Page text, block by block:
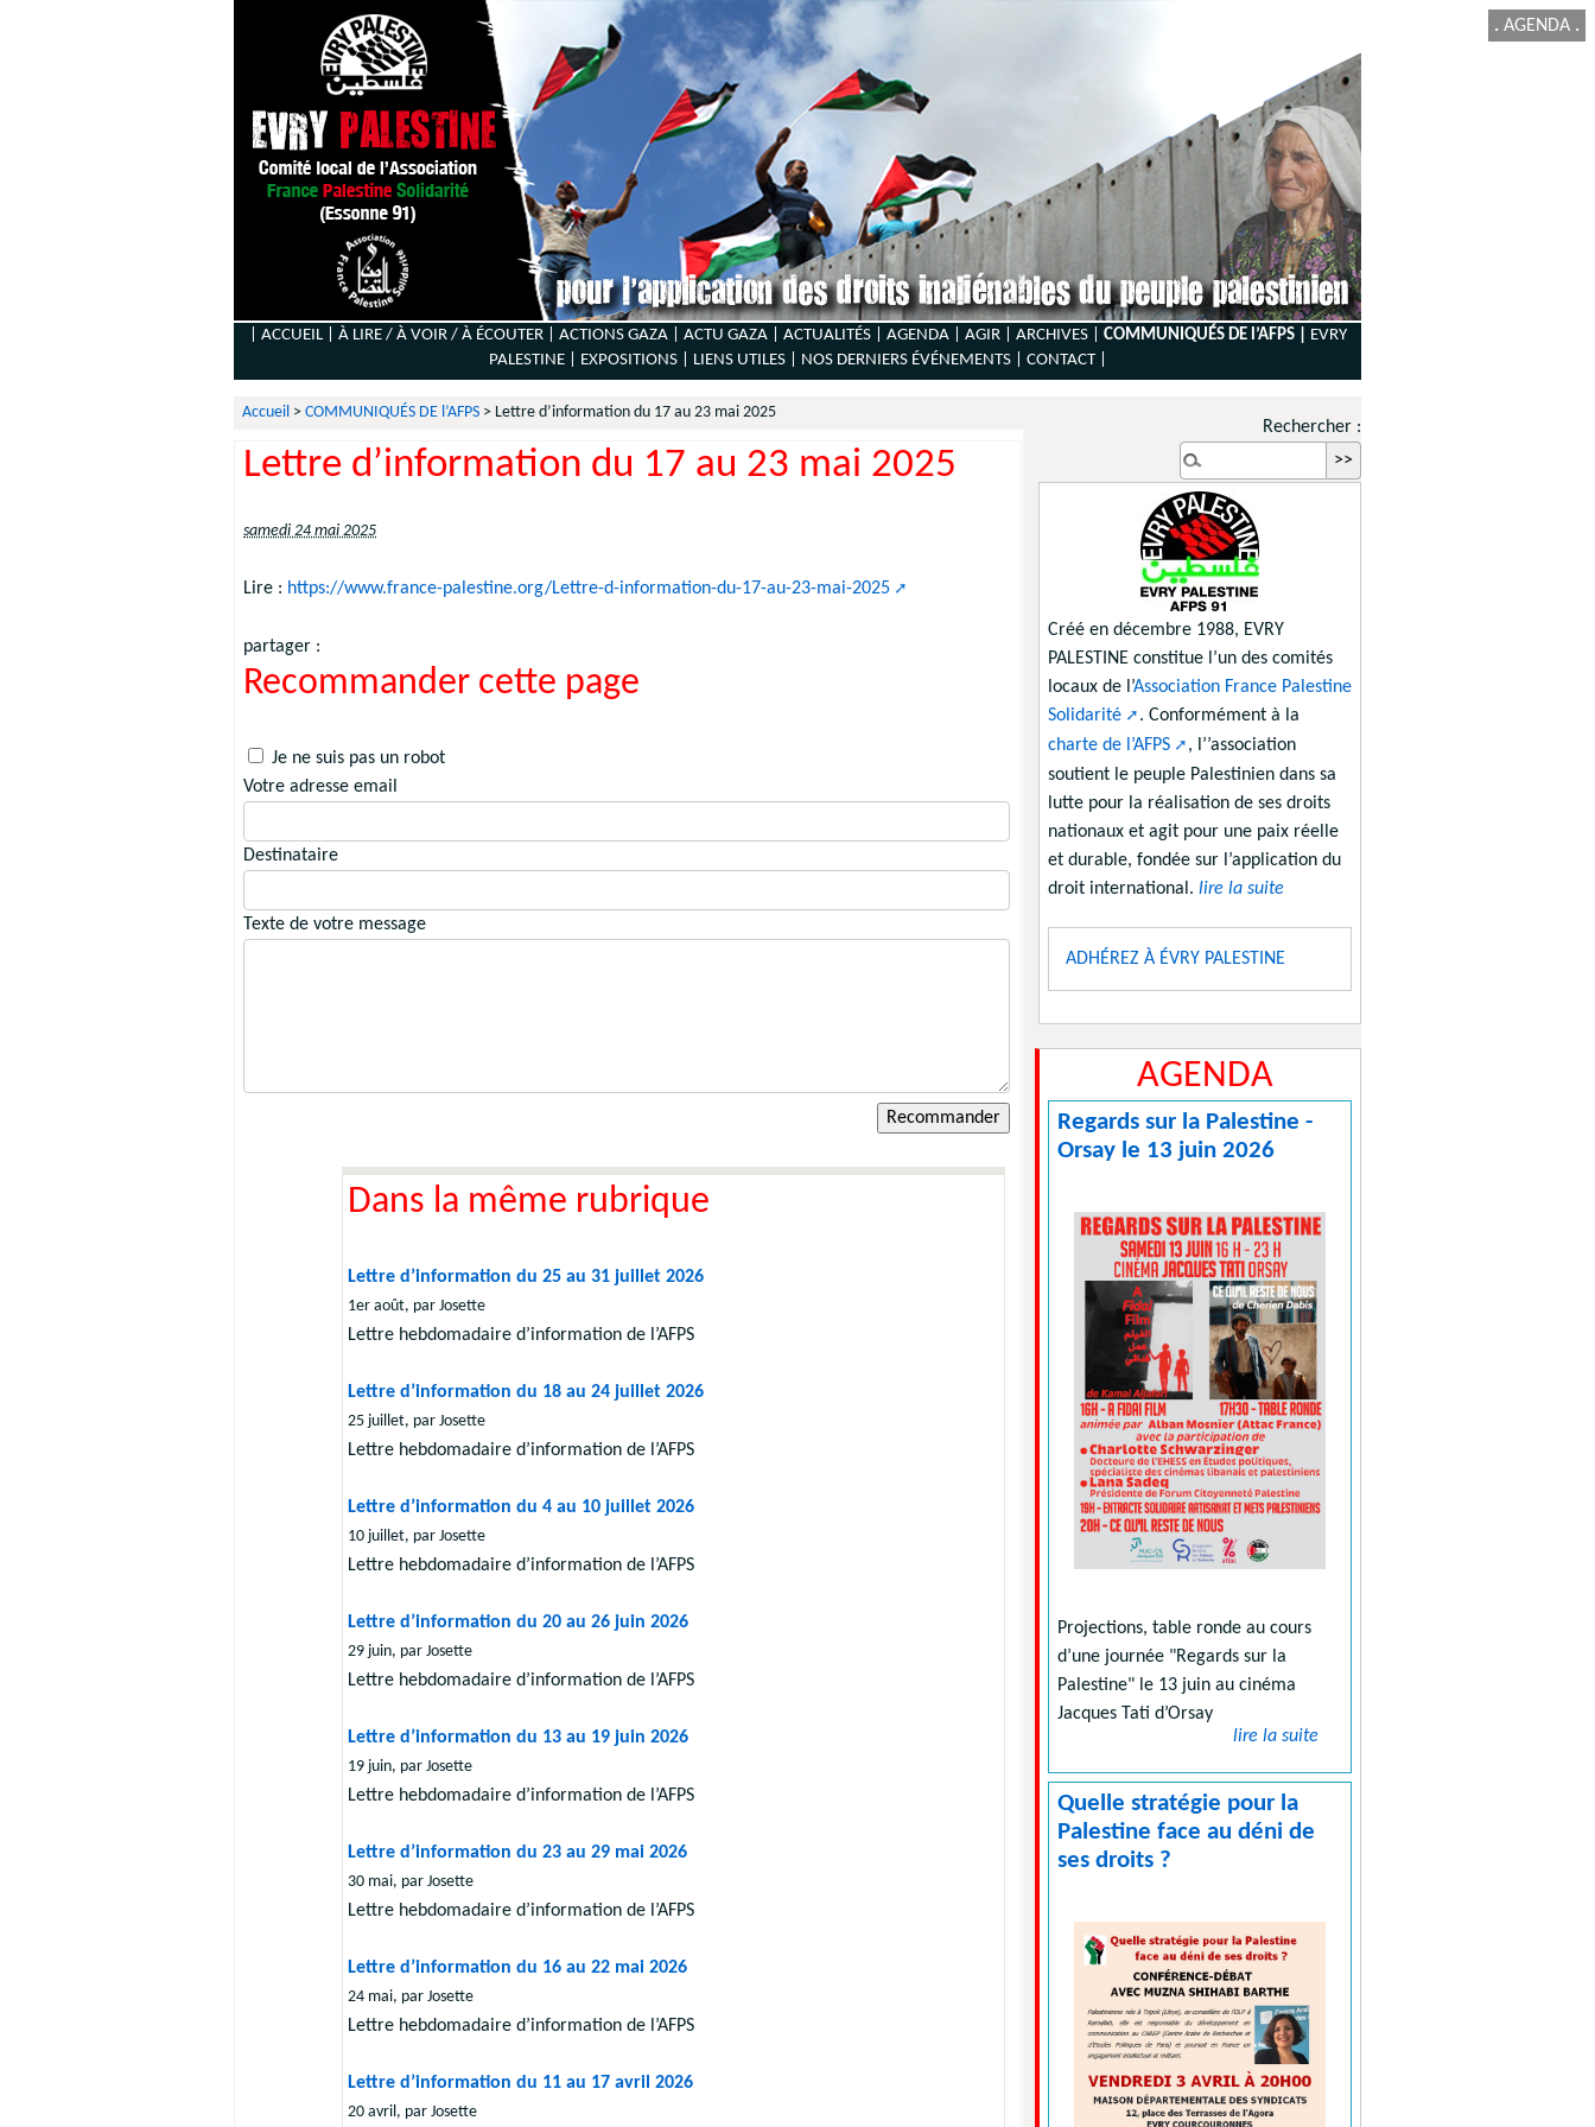
. AGENDA .
| ACCUEIL | À LIRE / À VOIR / À ÉCOUTER | ACTIONS GAZA | ACTU GAZA | ACTUALITÉS | AGENDA | AGIR | ARCHIVES | COMMUNIQUÉS DE l’AFPS |
EVRY
PALESTINE |
EXPOSITIONS | LIENS UTILES | NOS DERNIERS ÉVÉNEMENTS | CONTACT|
Accueil > COMMUNIQUÉS DE l’AFPS > Lettre d’information du 17 au 23 mai 2025
Lettre d’information du 17 au 23 mai 2025
samedi 24 mai 2025
Lire : https://www.france-palestine.org/Lettre-d-information-du-17-au-23-mai-2025
partager :
Recommander cette page
Je ne suis pas un robot
Votre adresse email
Destinataire
Texte de votre message
Dans la même rubrique
Lettre d’information du 25 au 31 juillet 2026
1er août, par Josette
Lettre hebdomadaire d’information de l’AFPS
Lettre d’information du 18 au 24 juillet 2026
25 juillet, par Josette
Lettre hebdomadaire d’information de l’AFPS
Lettre d’information du 4 au 10 juillet 2026
10 juillet, par Josette
Lettre hebdomadaire d’information de l’AFPS
Lettre d’information du 20 au 26 juin 2026
29 juin, par Josette
Lettre hebdomadaire d’information de l’AFPS
Lettre d’information du 13 au 19 juin 2026
19 juin, par Josette
Lettre hebdomadaire d’information de l’AFPS
Lettre d’information du 23 au 29 mai 2026
30 mai, par Josette
Lettre hebdomadaire d’information de l’AFPS
Lettre d’information du 16 au 22 mai 2026
24 mai, par Josette
Lettre hebdomadaire d’information de l’AFPS
Lettre d’information du 11 au 17 avril 2026
20 avril, par Josette
Rechercher :
Créé en décembre 1988, EVRY
PALESTINE constitue l’un des comités
locaux de l’Association France Palestine
Solidarité
. Conformément à la
charte de l’AFPS
, l’’association
soutient le peuple Palestinien dans sa
lutte pour la réalisation de ses droits
nationaux et agit pour une paix réelle
et durable, fondée sur l’application du
droit international. lire la suite
ADHÉREZ À ÉVRY PALESTINE
AGENDA
Regards sur la Palestine -
Orsay le 13 juin 2026
Projections, table ronde au cours
d’une journée "Regards sur la
Palestine" le 13 juin au cinéma
Jacques Tati d’Orsay
lire la suite
Quelle stratégie pour la
Palestine face au déni de
ses droits ?